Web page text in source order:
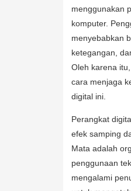
menggunakan
komputer.
menyebabkan
ketegangan,
Oleh karena
cara menjaga
digital ini.
Perangkat
efek samping
Mata adalah
penggunaan
mengalami